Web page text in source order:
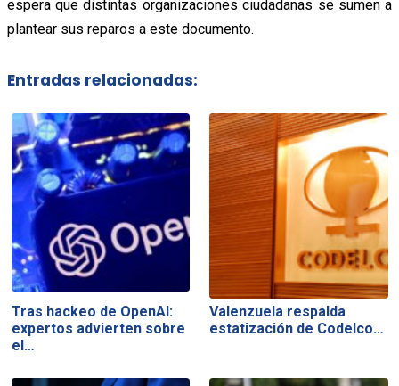
espera que distintas organizaciones ciudadanas se sumen a
plantear sus reparos a este documento.
Entradas relacionadas:
Tras hackeo de OpenAI:
expertos advierten sobre
el…
Valenzuela respalda
estatización de Codelco…